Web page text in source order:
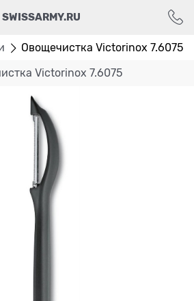
SWISSARMY.RU
Овощечистка Victorinox 7.6075
Victorinox 7.6075